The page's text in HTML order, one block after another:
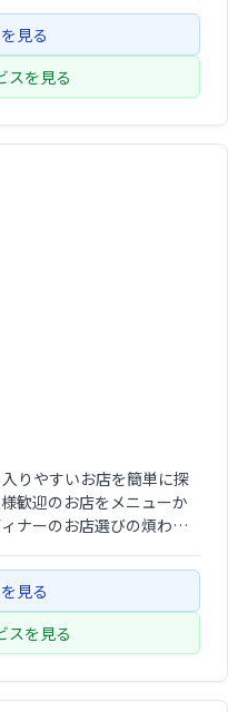
見る
スを見る
りやすいお店を簡単に探
歓迎のお店をメニューか
ナーのお店選びの煩わし
見る
スを見る